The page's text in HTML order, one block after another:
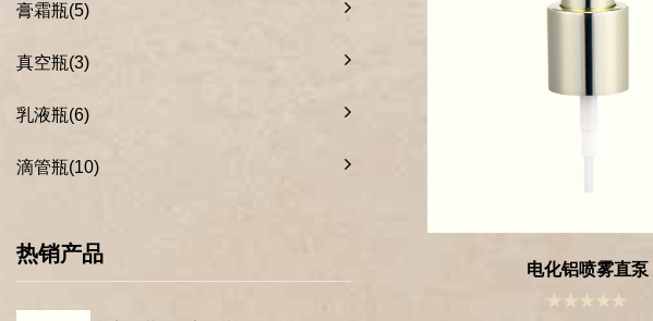
膏霜瓶(5)
真空瓶(3)
乳液瓶(6)
滴管瓶(10)
热销产品
电化铝喷雾直泵